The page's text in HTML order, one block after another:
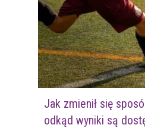
Jak zmienił się
odkąd wyniki są